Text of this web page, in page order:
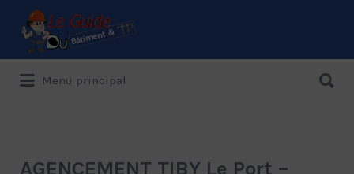
Le Guide de référence depuis 1995
Rechercher:
Menu principal
AGENCEMENT TIBY Le Port –